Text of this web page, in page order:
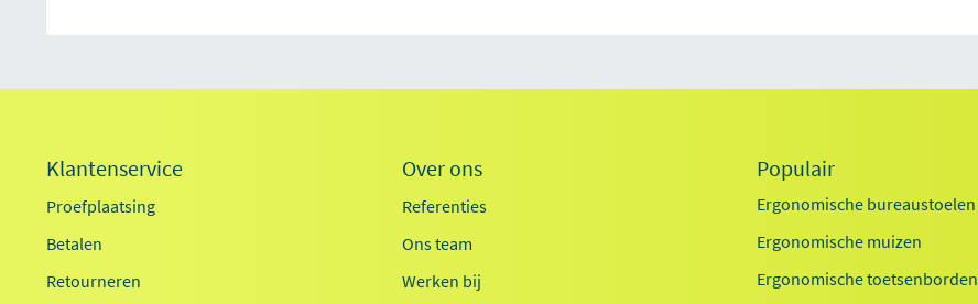
Klantenservice
Proefplaatsing
Betalen
Retourneren
Over ons
Referenties
Ons team
Werken bij
Populair
Ergonomische bureaustoelen
Ergonomische muizen
Ergonomische toetsenborden